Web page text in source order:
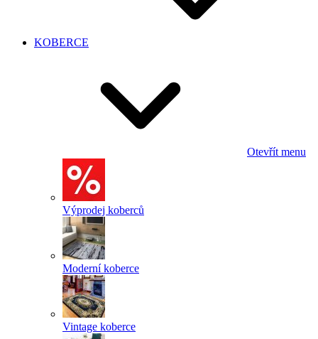
KOBERCE
Otevřít menu
Výprodej koberců
Moderní koberce
Vintage koberce